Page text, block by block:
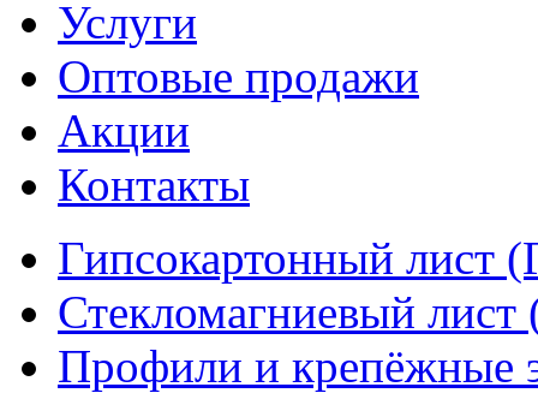
Услуги
Оптовые продажи
Акции
Контакты
Гипсокартонный лист
Стекломагниевый
Профили и